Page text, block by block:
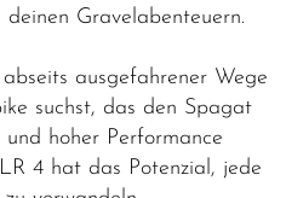
Gravelabenteuern.
ausgefahrener Wege
suchst, das den Spagat
hoher Performance
4 hat das Potenzial, jede